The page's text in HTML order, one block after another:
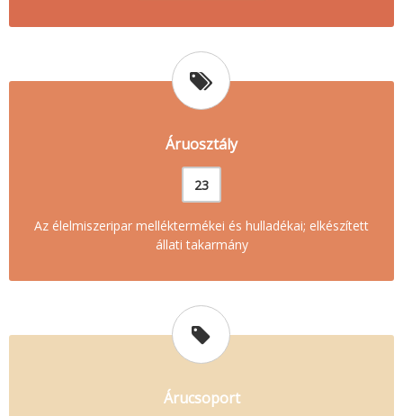
Áruosztály
23
Az élelmiszeripar melléktermékei és hulladékai; elkészített
állati takarmány
Árucsoport